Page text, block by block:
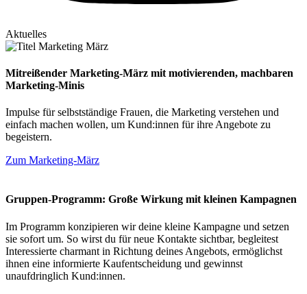
Aktuelles
Mitreißender Marketing-März mit motivierenden, machbaren
Marketing-Minis
Impulse für selbstständige Frauen, die Marketing verstehen und
einfach machen wollen, um Kund:innen für ihre Angebote zu
begeistern.
Zum Marketing-März
Gruppen-Programm: Große Wirkung mit kleinen Kampagnen
Im Programm konzipieren wir deine kleine Kampagne und setzen
sie sofort um. So wirst du für neue Kontakte sichtbar, begleitest
Interessierte charmant in Richtung deines Angebots, ermöglichst
ihnen eine informierte Kaufentscheidung und gewinnst
unaufdringlich Kund:innen.